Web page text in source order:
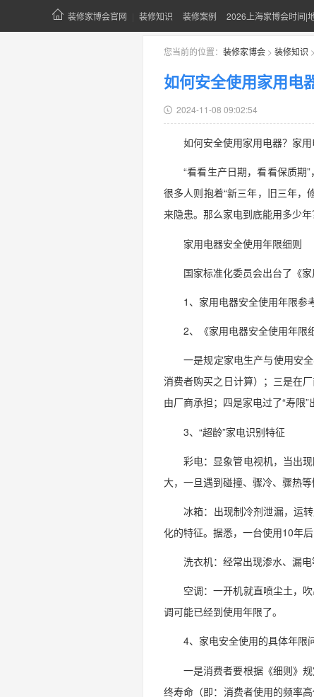
装修家博会官网 装修知识 装修案例 2026上海家博会时间|
您当前的位置： 装修家博会 > 装修知识
如何安全使用家用电
2024-11-08 09:02:54
如何安全使用家用电器？家
“看看生产日期，看看保质期
很多人则抱着“新三年，旧三年，
来隐患。那么家电到底能用多少
家用电器安全使用年限细则
国家标准化委员会出台了《
1、家用电器安全使用年限参
2、《家用电器安全使用年限
一是规定家电生产与使用安
消费者购买之日计算）；三是在
由厂商承担；四是家电过了“寿限
3、“超龄”家电识别特征
彩电：显象管电视机，当出
大，一旦遇到碰撞、骤冷、骤热
冰箱：出现制冷剂泄漏，运
化的特征。据悉，一台使用10年
洗衣机：经常出现渗水、漏
空调：一开机就直喷尘土，
调可能已经到使用年限了。
4、家电安全使用的具体年限
一是消费者要根据《细则》
终寿命（即：消费者使用的频率